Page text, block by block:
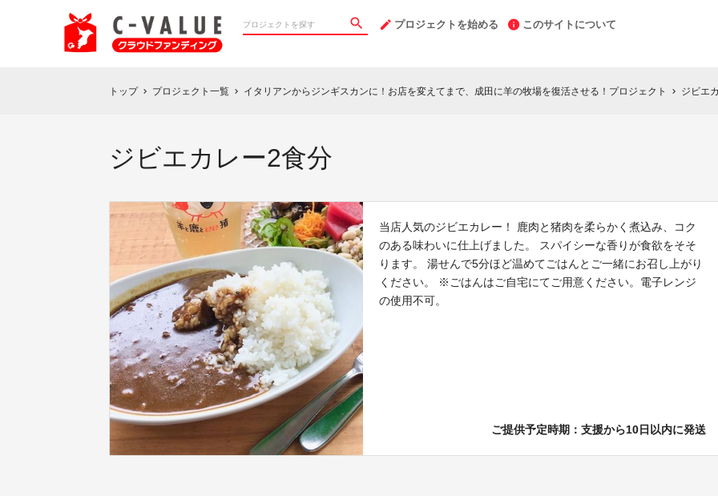
プロジェクトを始める このサイトについて
トップ chevron_right プロジェクト一覧 chevron_right イタリアンからジンギスカンに！お店を変えてまで、成田に羊の牧場を復活させる！プロジェクト chevron_right ジビエ
ジビエカレー2食分
当店人気のジビエカレー！ 鹿肉と猪肉を柔らかく煮込み、コク
のある味わいに仕上げました。 スパイシーな香りが食欲をそそ
ります。 湯せんで5分ほど温めてごはんとご一緒にお召し上がり
ください。 ※ごはんはご自宅にてご用意ください。電子レンジ
の使用不可。
ご提供予定時期：支援から10日以内に発送